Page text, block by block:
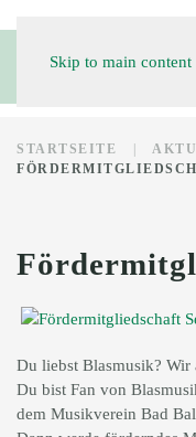
Skip to main content
STARTSEITE
Du liebst Blasmusik? Wir
Du bist Fan von
dem Musikverein Bad